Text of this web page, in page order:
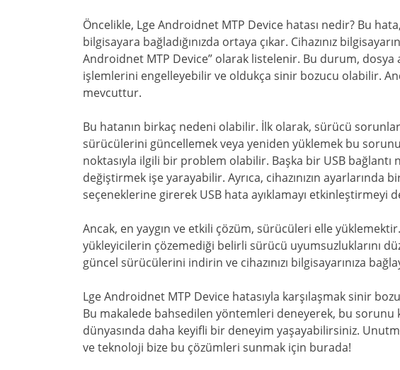
Öncelikle, Lge Androidnet MTP Device hatası nedir? Bu
bilgisayara bağladığınızda ortaya çıkar. Cihazınız
Androidnet MTP Device” olarak listelenir. Bu durum, dosya
işlemlerini engelleyebilir ve oldukça sinir bozucu olabilir.
mevcuttur.
Bu hatanın birkaç nedeni olabilir. İlk olarak, sürücü
sürücülerini güncellemek veya yeniden yüklemek bu
noktasıyla ilgili bir problem olabilir. Başka bir USB bağlantı
değiştirmek işe yarayabilir. Ayrıca, cihazınızın ayarlarında
seçeneklerine girerek USB hata ayıklamayı etkinleştirmeyi
Ancak, en yaygın ve etkili çözüm, sürücüleri elle
yükleyicilerin çözemediği belirli sürücü uyumsuzluklarını
güncel sürücülerini indirin ve cihazınızı bilgisayarınıza
Lge Androidnet MTP Device hatasıyla karşılaşmak sinir
Bu makalede bahsedilen yöntemleri deneyerek, bu sorunu
dünyasında daha keyifli bir deneyim yaşayabilirsiniz.
ve teknoloji bize bu çözümleri sunmak için burada!